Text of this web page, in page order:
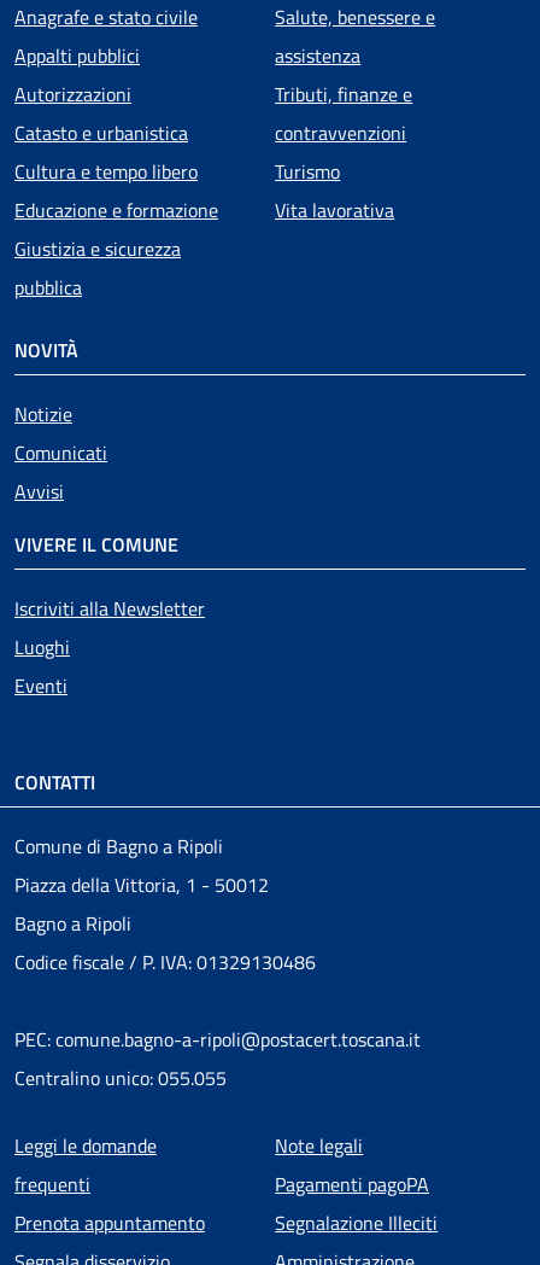
Anagrafe e stato civile
Appalti pubblici
Autorizzazioni
Catasto e urbanistica
Cultura e tempo libero
Educazione e formazione
Giustizia e sicurezza
pubblica
Salute, benessere e
assistenza
Tributi, finanze e
contravvenzioni
Turismo
Vita lavorativa
NOVITÀ
Notizie
Comunicati
Avvisi
VIVERE IL COMUNE
Iscriviti alla Newsletter
Luoghi
Eventi
CONTATTI
Comune di Bagno a Ripoli
Piazza della Vittoria, 1 - 50012
Bagno a Ripoli
Codice fiscale / P. IVA: 01329130486
PEC: comune.bagno-a-ripoli@postacert.toscana.it
Centralino unico: 055.055
Menu piè di pagina
Leggi le domande
frequenti
Prenota appuntamento
Note legali
Pagamenti pagoPA
Segnalazione Illeciti